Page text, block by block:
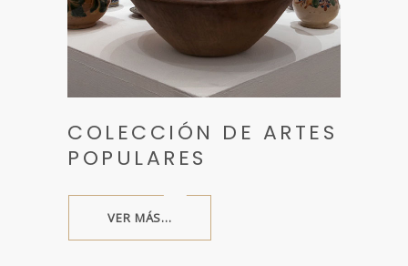
COLECCIÓN DE ARTES
POPULARES
VER MÁS...